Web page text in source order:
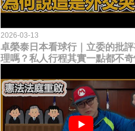
2026-03-13
卓榮泰日本看球行｜立委的批
理嗎？私人行程其實一點都不